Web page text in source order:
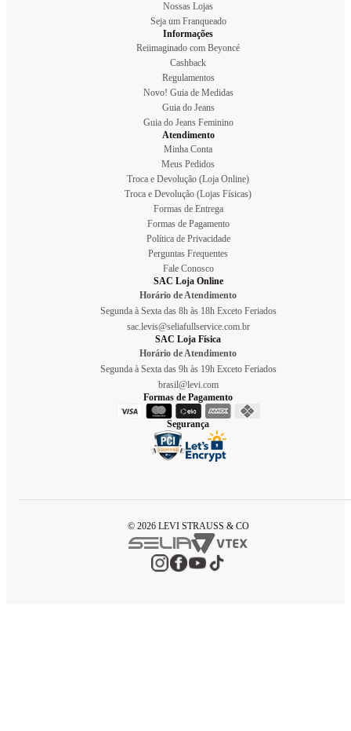
Nossas Lojas
Seja um Franqueado
Informações
Reiimaginado com Beyoncé
Cashback
Regulamentos
Novo! Guia de Medidas
Guia do Jeans
Guia do Jeans Feminino
Atendimento
Minha Conta
Meus Pedidos
Troca e Devolução (Loja Online)
Troca e Devolução (Lojas Físicas)
Formas de Entrega
Formas de Pagamento
Política de Privacidade
Perguntas Frequentes
Fale Conosco
SAC Loja Online
Horário de Atendimento
Segunda à Sexta das 8h às 18h Exceto Feriados
sac.levis@seliafullservice.com.br
SAC Loja Física
Horário de Atendimento
Segunda à Sexta das 9h às 19h Exceto Feriados
brasil@levi.com
Formas de Pagamento
Segurança
© 2026 LEVI STRAUSS & CO